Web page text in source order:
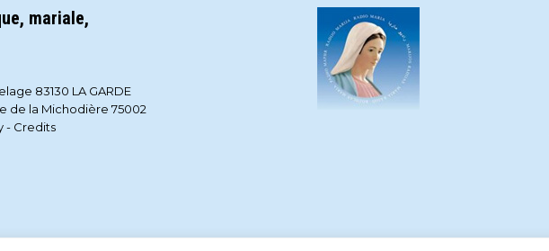
mariale,
83130 LA GARDE
de la Michodière 75002
- Credits